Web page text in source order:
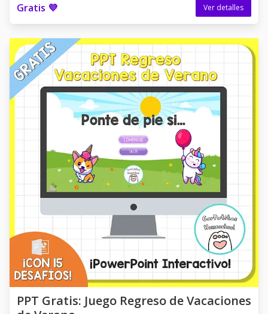
Gratis 💜 Ver detalles
PPT Gratis: Juego Regreso de Vacaciones